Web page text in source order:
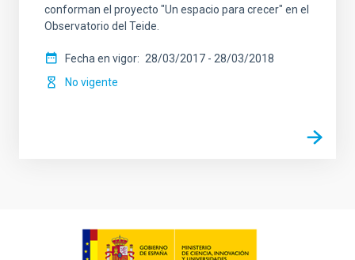
conforman el proyecto "Un espacio para crecer" en el
Observatorio del Teide.
Fecha en vigor 28/03/2017 - 28/03/2018
No vigente